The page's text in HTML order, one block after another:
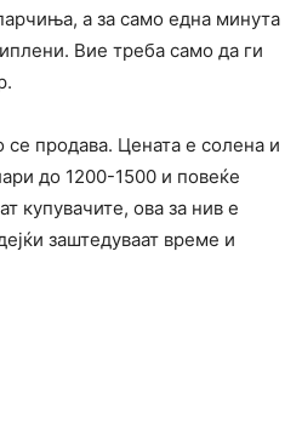
а за само една минута
Вие треба само да ги
се продава. Цената е солена и
до 1200-1500 и повеќе
купувачите, ова за нив е
заштедуваат време и